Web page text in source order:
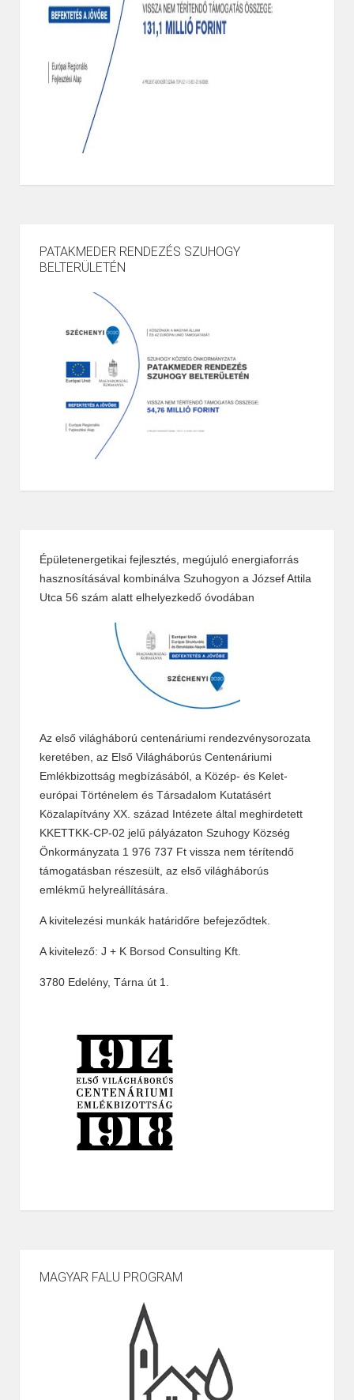
PATAKMEDER RENDEZÉS SZUHOGY
BELTERÜLETÉN
Épületenergetikai fejlesztés, megújuló energiaforrás
hasznosításával kombinálva Szuhogyon a József Attila
Utca 56 szám alatt elhelyezkedő óvodában
Az első világháború centenáriumi rendezvénysorozata
keretében, az Első Világháborús Centenáriumi
Emlékbizottság megbízásából, a Közép- és Kelet-
európai Történelem és Társadalom Kutatásért
Közalapítvány XX. század Intézete által meghirdetett
KKETTKK-CP-02 jelű pályázaton Szuhogy Község
Önkormányzata 1 976 737 Ft vissza nem térítendő
támogatásban részesült, az első világháborús
emlékmű helyreállítására.
A kivitelezési munkák határidőre befejeződtek.
A kivitelező: J + K Borsod Consulting Kft.
3780 Edelény, Tárna út 1.
MAGYAR FALU PROGRAM